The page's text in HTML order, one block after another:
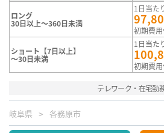
ロング
30日以上～360日未満
1日当た
初期費
ショート【7日以上】
～30日未満
1日当た
初期費
テレワーク・在宅勤
岐阜県 各務原市